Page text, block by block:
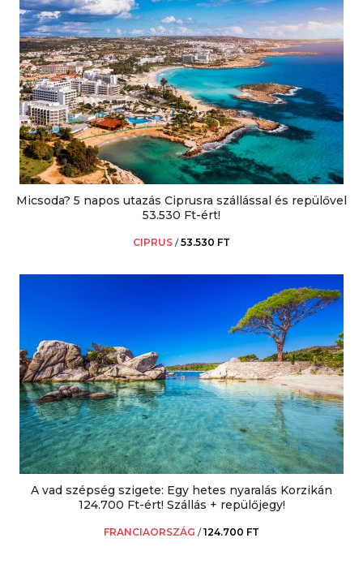
Micsoda? 5 napos utazás Ciprusra szállással és repülővel
53.530 Ft-ért!
CIPRUS /53.530 FT
A vad szépség szigete: Egy hetes nyaralás Korzikán
124.700 Ft-ért! Szállás + repülőjegy!
FRANCIAORSZÁG /124.700 FT